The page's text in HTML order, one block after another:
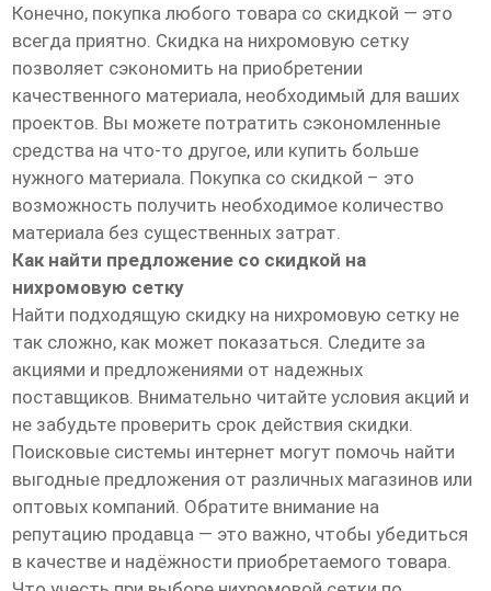
Конечно, покупка любого товара со скидкой — это
всегда приятно. Скидка на нихромовую сетку
позволяет сэкономить на приобретении
качественного материала, необходимый для ваших
проектов. Вы можете потратить сэкономленные
средства на что-то другое, или купить больше
нужного материала. Покупка со скидкой – это
возможность получить необходимое количество
материала без существенных затрат.
Как найти предложение со скидкой на
нихромовую сетку
Найти подходящую скидку на нихромовую сетку не
так сложно, как может показаться. Следите за
акциями и предложениями от надежных
поставщиков. Внимательно читайте условия акций и
не забудьте проверить срок действия скидки.
Поисковые системы интернет могут помочь найти
выгодные предложения от различных магазинов или
оптовых компаний. Обратите внимание на
репутацию продавца — это важно, чтобы убедиться
в качестве и надёжности приобретаемого товара.